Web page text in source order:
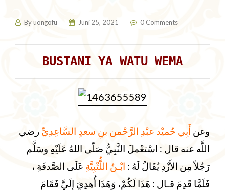
Byuongofu Juni 25, 2021 0 Comments
BUSTANI YA WATU WEMA
وعن أَبِي حُميْد عبْدِ الرَّحْمن بنِ سعدٍ السَّاعِدِيِّ رضي
اللَّه عنه قال : اسْتعْملَ النَّبِيُّ صَلّى اللهُ عَلَيْهِ وسَلَّم
رَجُلاً مِن الأَزْدِ يُقَالُ لَهُ : ابْـنُ اللُّتْبِيَّةِ عَلَى الصَّدقَةِ ،
فَلَمَّا قَدِمَ قـال : هَذَا لَكُمْ، وَهَذَا أُهدِيَ إِلَيَّ فَقَامَ